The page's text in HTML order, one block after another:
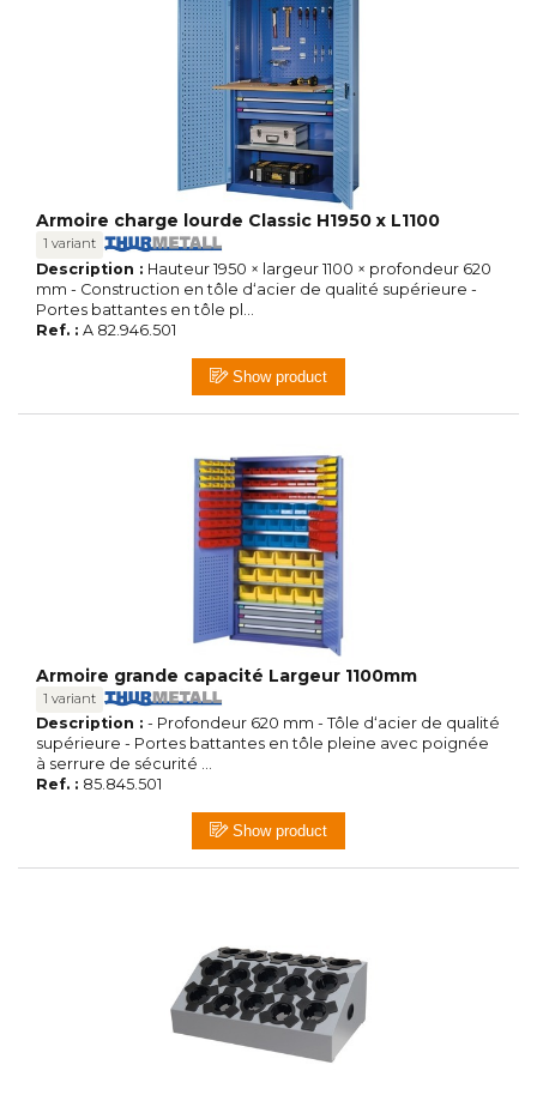
Armoire charge lourde Classic H1950 x L1100
1 variant
Description : Hauteur 1950 × largeur 1100 × profondeur 620
mm - Construction en tôle d‘acier de qualité supérieure -
Portes battantes en tôle pl...
Ref. : A 82.946.501
Show product
Armoire grande capacité Largeur 1100mm
1 variant
Description : - Profondeur 620 mm - Tôle d‘acier de qualité
supérieure - Portes battantes en tôle pleine avec poignée
à serrure de sécurité ...
Ref. : 85.845.501
Show product